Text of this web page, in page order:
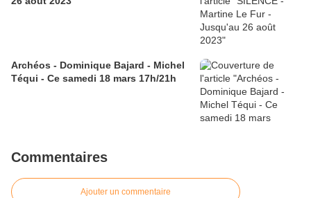
Archéos - Dominique Bajard - Michel
Téqui - Ce samedi 18 mars 17h/21h
Commentaires
Ajouter un commentaire